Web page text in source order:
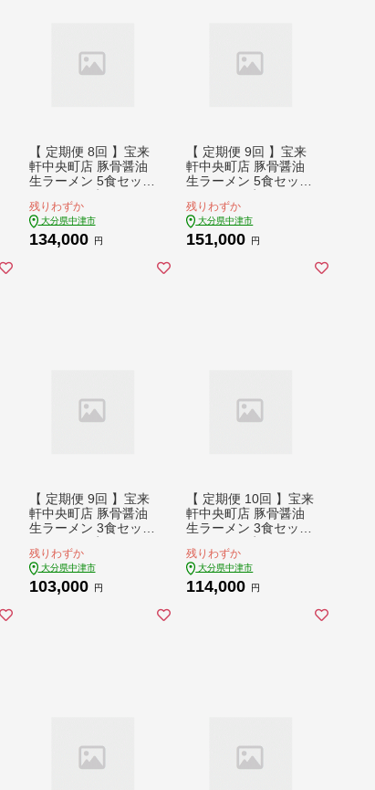
【 定期便 8回 】宝来
軒中央町店 豚骨醤油
生ラーメン 5食セット
豚骨 醤油 豚骨ラーメ
ン とんこつラーメン
醤油ラーメン 自家製
残りわずか
大分県中津市
134,000 円
【 定期便 9回 】宝来
軒中央町店 豚骨醤油
生ラーメン 5食セット
豚骨 醤油 豚骨ラーメ
ン とんこつラーメン
醤油ラーメン 自家製
残りわずか
大分県中津市
151,000 円
【 定期便 9回 】宝来
軒中央町店 豚骨醤油
生ラーメン 3食セット
豚骨 醤油 豚骨ラーメ
ン とんこつラーメン
醤油ラーメン 自家製
残りわずか
大分県中津市
103,000 円
【 定期便 10回 】宝来
軒中央町店 豚骨醤油
生ラーメン 3食セット
豚骨 醤油 豚骨ラーメ
ン とんこつラーメン
醤油ラーメン 自家製
残りわずか
大分県中津市
114,000 円